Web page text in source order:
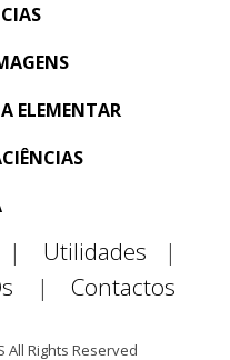
ELEMENTAR
| Utilidades
|
| Contactos
All Rights Reserved